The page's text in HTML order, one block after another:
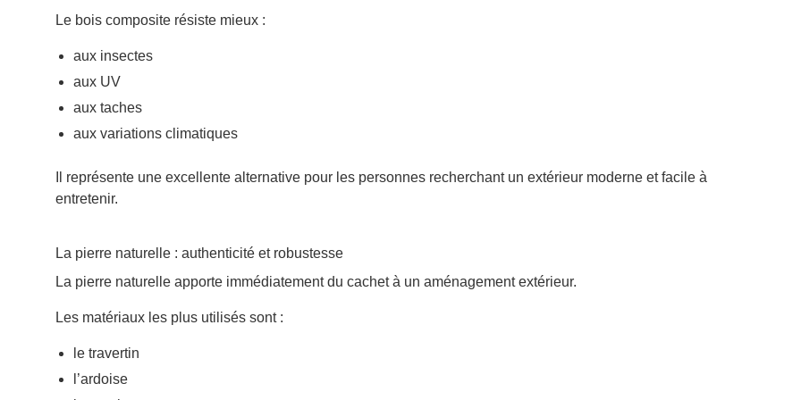
Le bois composite résiste mieux :
aux insectes
aux UV
aux taches
aux variations climatiques
Il représente une excellente alternative pour les personnes recherchant un extérieur moderne et facile à
entretenir.
La pierre naturelle : authenticité et robustesse
La pierre naturelle apporte immédiatement du cachet à un aménagement extérieur.
Les matériaux les plus utilisés sont :
le travertin
l’ardoise